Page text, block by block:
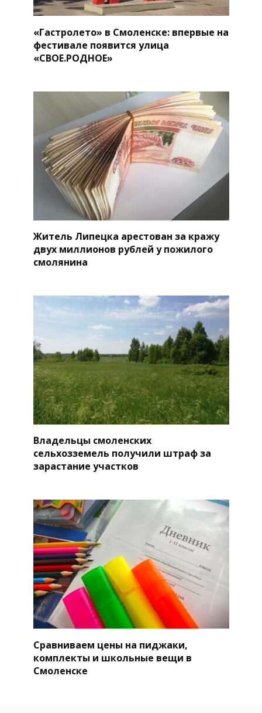
«Гастролето» в Смоленске: впервые на
фестивале появится улица
«СВОЕ.РОДНОЕ»
Житель Липецка арестован за кражу
двух миллионов рублей у пожилого
смолянина
Владельцы смоленских
сельхозземель получили штраф за
зарастание участков
Сравниваем цены на пиджаки,
комплекты и школьные вещи в
Смоленске